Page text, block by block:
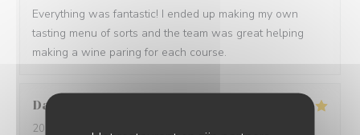
Everything was fantastic! I ended up making my own
tasting menu of sorts and the team was great helping
making a wine paring for each course.
David
2026-05-28